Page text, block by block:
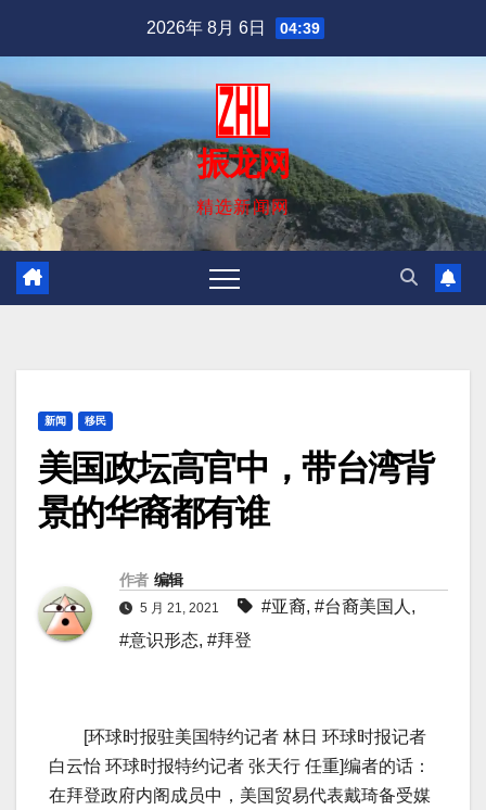
内
容
2026年 8月 6日 04:39
振龙网
精选新闻网
新闻 移民
美国政坛高官中，带台湾背
景的华裔都有谁
作者 编辑
5 月 21, 2021 #亚裔, #台裔美国人 ,
#意识形态, #拜登
[环球时报驻美国特约记者 林日 环球时报记者
白云怡 环球时报特约记者 张天行 任重]编者的话：
在拜登政府内阁成员中，美国贸易代表戴琦备受媒